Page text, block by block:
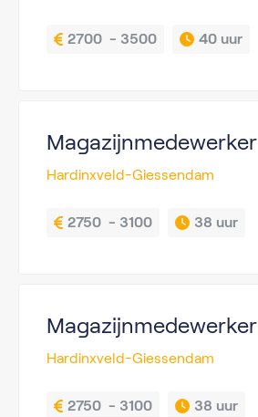
2700  - 3500 40 uur
Magazijnmedewerker
Hardinxveld-Giessendam
2750  - 3100 38 uur
Magazijnmedewerker
Hardinxveld-Giessendam
2750  - 3100 38 uur